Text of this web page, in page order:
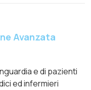
Avanzata
e di pazienti
ed infermieri